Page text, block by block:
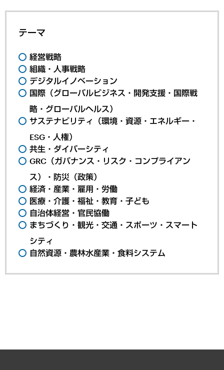
テーマ
経営戦略
組織・人事戦略
デジタルイノベーション
国際（グローバルビジネス・開発支援・国際戦
略・グローバルヘルス）
サステナビリティ（環境・資源・エネルギー・
ESG・人権）
共生・ダイバーシティ
GRC（ガバナンス・リスク・コンプライアン
ス）・防災（政策）
経済・産業・雇用・労働
医療・介護・福祉・教育・子ども
自治体経営・官民協働
まちづくり・観光・交通・スポーツ・スマート
シティ
自然資源・農林水産業・食料システム